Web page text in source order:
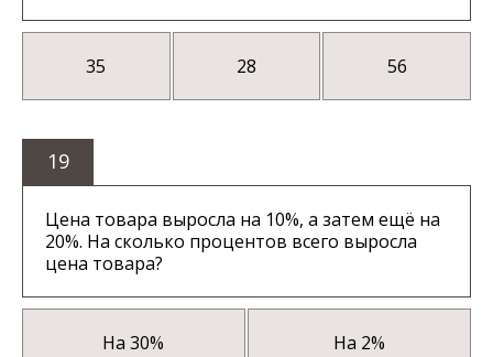
35 28 56
19
Цена товара выросла на 10%, а затем ещё на
20%. На сколько процентов всего выросла
цена товара?
На 30% На 2%